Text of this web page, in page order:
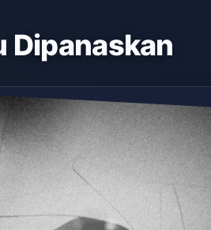
Dipanaskan